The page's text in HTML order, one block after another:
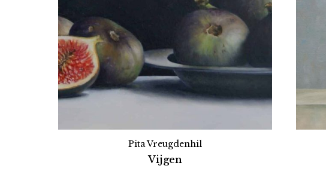
Pita Vreugdenhil
Vijgen